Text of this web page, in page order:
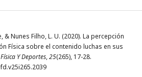
& Nunes Filho, L. U. (2020). La percepción
Física sobre el contenido luchas en sus
Y Deportes,25(265), 17-28.